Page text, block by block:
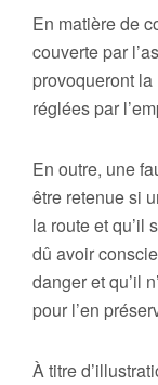
En matière de
couverte par
provoqueront
réglées par
En outre, une
être retenue si
la route et qu’il
dû avoir
danger et qu’il
pour l’en
À titre